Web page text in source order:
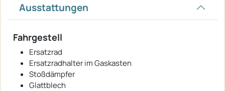
Ausstattungen
Fahrgestell
Ersatzrad
Ersatzradhalter im Gaskasten
Stoßdämpfer
Glattblech